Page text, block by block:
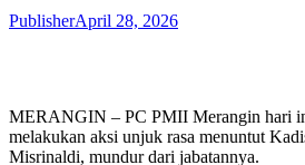
PublisherApril 28, 2026
MERANGIN – PC PMII Merangin hari
melakukan aksi unjuk rasa menuntut
Misrinaldi, mundur dari jabatannya.